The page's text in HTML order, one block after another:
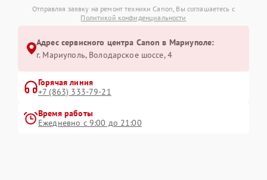
Отправляя заявку на ремонт техники Canon, Вы соглашаетесь с
Политикой конфиденциальности
Адрес сервисного центра Canon в Мариуполе:
г. Мариуполь, Володарское шоссе, 4
Горячая линия
+7 (863) 333-79-21
Время работы
Ежедневно с 9:00 до 21:00